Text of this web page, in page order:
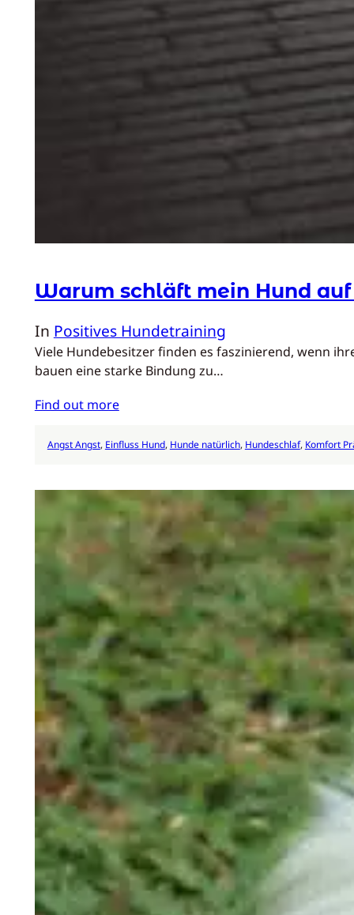
Warum schläft mein Hund
In Positives Hundetraining
Viele Hundebesitzer finden es faszinierend, wenn
bauen eine starke Bindung zu…
Find out more
Angst Angst, Einfluss Hund, Hunde natürlich, Hundeschlaf, Komfort